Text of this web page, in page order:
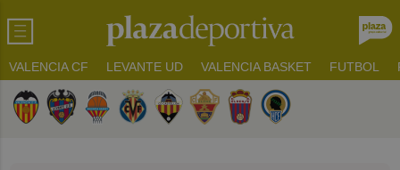
VALENCIA CF LEVANTE UD VALENCIA BASKET FUTBOL